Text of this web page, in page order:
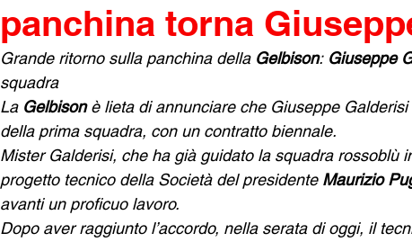
panchina torna
Grande ritorno sulla panchina della Gelbison: Giuseppe
squadra
La Gelbison è lieta di annunciare che Giuseppe
della prima squadra, con un contratto biennale.
Mister Galderisi, che ha già guidato la squadra rossoblù
progetto tecnico della Società del presidente Maurizio
avanti un proficuo lavoro.
Dopo aver raggiunto l’accordo, nella serata di oggi, il